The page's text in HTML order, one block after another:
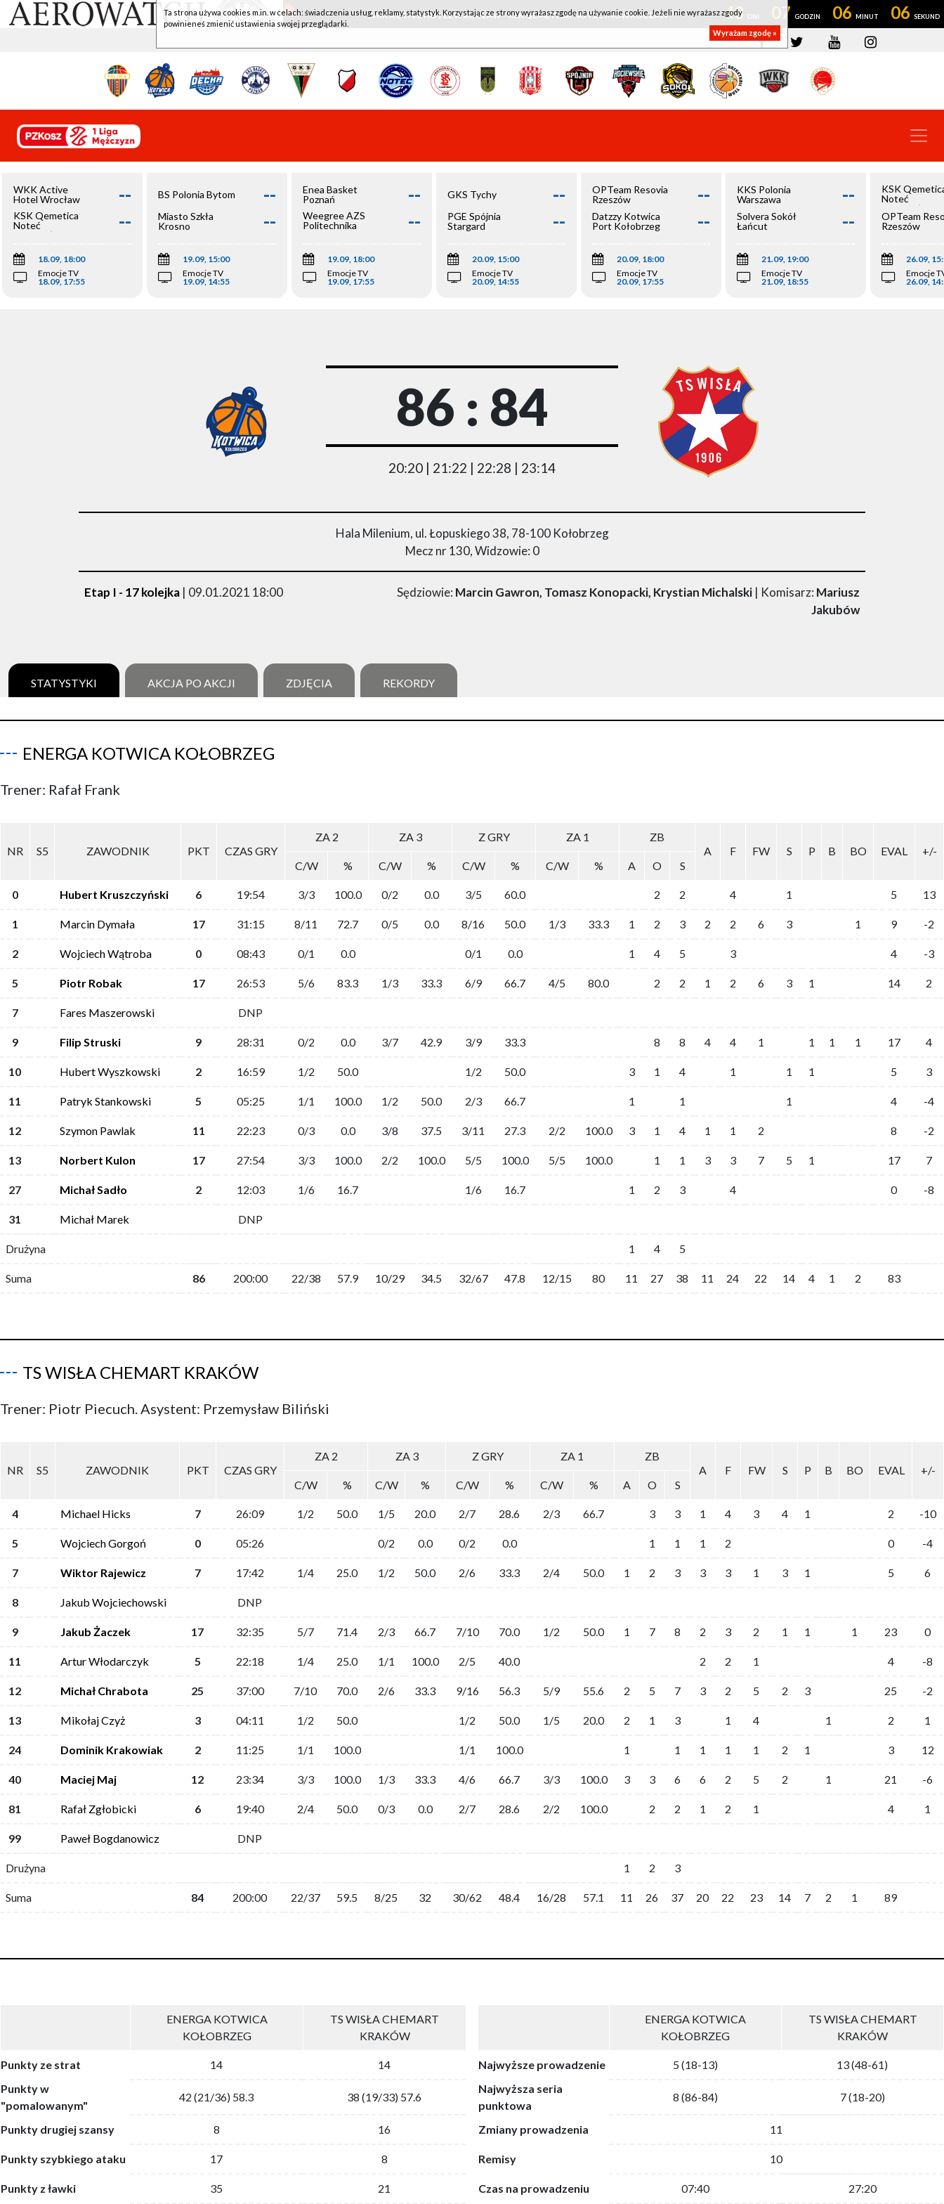
WKK ACTIVE HOTEL WROCŁAW - KSK QEMETICA NOTEĆ INOWROCŁAW 43 07 06 06
WKK Active
Hotel Wrocław
--
KSK Qemetica
Noteć
Inowrocław
--
18.09, 18:00
Emocje TV
18.09, 17:55
BS Polonia Bytom --
Miasto Szkła
Krosno
--
19.09, 15:00
Emocje TV
19.09, 14:55
Enea Basket
Poznań
--
Weegree AZS
Politechnika
--
19.09, 18:00
Emocje TV
19.09, 17:55
GKS Tychy --
PGE Spójnia
Stargard
--
20.09, 15:00
Emocje TV
20.09, 14:55
OPTeam Resovia
Rzeszów
--
Datzzy Kotwica
Port Kołobrzeg
--
20.09, 18:00
Emocje TV
20.09, 17:55
KKS Polonia
Warszawa
--
Solvera Sokół
Łańcut
--
21.09, 19:00
Emocje TV
21.09, 18:55
KSK
Noteć
Inowrocław
OPTeam
Rzeszów
26.09,
Emocje
26.09,
86 : 84
20:20 | 21:22 | 22:28 | 23:14
Hala Milenium, ul. Łopuskiego 38, 78-100 Kołobrzeg
Mecz nr 130, Widzowie: 0
Etap I - 17 kolejka | 09.01.2021 18:00 Sędziowie: Marcin Gawron, Tomasz Konopacki, Krystian Michalski| Komisarz: Mariusz
Jakubów
STATYSTYKI AKCJA PO AKCJI ZDJĘCIA REKORDY
ENERGA KOTWICA KOŁOBRZEG
Trener: Rafał Frank
NR S5 ZAWODNIK PKT CZAS GRY
ZA 2 ZA 3 Z GRY ZA 1
ZB
A
F FW S P B BO EVAL
+/-
C/W
% C/W % C/W % C/W % A O S
0 Hubert Kruszczyński 6 19:54 3/3 100.0 0/2 0.0 3/5 60.0 2 2 4 1 5 13
1 Marcin Dymała 17 31:15 8/11 72.7 0/5 0.0 8/16 50.0 1/3 33.3 1 2 3 2 2 6 3 1 9 -2
2 Wojciech Wątroba 0 08:43 0/1 0.0 0/1 0.0 1 4 5 3 4 -3
5 Piotr Robak 17 26:53 5/6 83.3 1/3 33.3 6/9 66.7 4/5 80.0 2 2 1 2 6 3 1 14 2
7 Fares Maszerowski DNP
9 Filip Struski 9 28:31 0/2 0.0 3/7 42.9 3/9 33.3 8 8 4 4 1 1 1 1 17 4
10 Hubert Wyszkowski 2 16:59 1/2 50.0 1/2 50.0 3 1 4 1 1 1 5 3
11 Patryk Stankowski 5 05:25 1/1 100.0 1/2 50.0 2/3 66.7 1 1 1 4 -4
12 Szymon Pawlak 11 22:23 0/3 0.0 3/8 37.5 3/11 27.3 2/2 100.0 3 1 4 1 1 2 8 -2
13 Norbert Kulon 17 27:54 3/3 100.0 2/2 100.0 5/5 100.0 5/5 100.0 1 1 3 3 7 5 1 17 7
27 Michał Sadło 2 12:03 1/6 16.7 1/6 16.7 1 2 3 4 0 -8
31 Michał Marek DNP
Drużyna 1 4 5
Suma 86 200:00 22/38 57.9 10/29 34.5 32/67 47.8 12/15 80 11 27 38 11 24 22 14 4 1 2 83
TS WISŁA CHEMART KRAKÓW
Trener: Piotr Piecuch. Asystent: Przemysław Biliński
NR S5 ZAWODNIK PKT CZAS GRY
ZA 2 ZA 3 Z GRY ZA 1
ZB
A
F FW S P B BO EVAL
+/-
C/W
% C/W % C/W % C/W % A O S
4 Michael Hicks 7 26:09 1/2 50.0 1/5 20.0 2/7 28.6 2/3 66.7 3 3 1 4 3 4 1 2 -10
5 Wojciech Gorgoń 0 05:26 0/2 0.0 0/2 0.0 1 1 1 2 0 -4
7 Wiktor Rajewicz 7 17:42 1/4 25.0 1/2 50.0 2/6 33.3 2/4 50.0 1 2 3 3 3 1 3 1 5 6
8 Jakub Wojciechowski DNP
9 Jakub Żaczek 17 32:35 5/7 71.4 2/3 66.7 7/10 70.0 1/2 50.0 1 7 8 2 3 2 1 1 1 23 0
11 Artur Włodarczyk 5 22:18 1/4 25.0 1/1 100.0 2/5 40.0 2 2 1 4 -8
12 Michał Chrabota 25 37:00 7/10 70.0 2/6 33.3 9/16 56.3 5/9 55.6 2 5 7 3 2 5 2 3 25 -2
13 Mikołaj Czyż 3 04:11 1/2 50.0 1/2 50.0 1/5 20.0 2 1 3 1 4 1 2 1
24 Dominik Krakowiak 2 11:25 1/1 100.0 1/1 100.0 1 1 1 1 1 2 1 3 12
40 Maciej Maj 12 23:34 3/3 100.0 1/3 33.3 4/6 66.7 3/3 100.0 3 3 6 6 2 5 2 1 21 -6
81 Rafał Zgłobicki 6 19:40 2/4 50.0 0/3 0.0 2/7 28.6 2/2 100.0 2 2 1 2 1 4 1
99 Paweł Bogdanowicz DNP
Drużyna 1 2 3
Suma 84 200:00 22/37 59.5 8/25 32 30/62 48.4 16/28 57.1 11 26 37 20 22 23 14 7 2 1 89
ENERGA KOTWICA
KOŁOBRZEG
TS WISŁA CHEMART
KRAKÓW
Punkty ze strat 14
14
Punkty w
"pomalowanym"
42 (21/36) 58.3 38 (19/33) 57.6
Punkty drugiej szansy 8 16
Punkty szybkiego ataku 17 8
Punkty z ławki 35 21
ENERGA KOTWICA
KOŁOBRZEG
TS WISŁA CHEMART
KRAKÓW
Najwyższe prowadzenie 5 (18-13)
13 (48-61)
Najwyższa seria
punktowa
8 (86-84) 7 (18-20)
Zmiany prowadzenia 11
Remisy 10
Czas na prowadzeniu 07:40 27:20
Ta strona używa cookies m.in. w celach: świadczenia usług, reklamy, statystyk. Korzystając ze strony wyrażasz zgodę na używanie cookie. Jeżeli nie wyrażasz zgody
powinieneś zmienić ustawienia swojej przeglądarki.
Wyrażam zgodę »